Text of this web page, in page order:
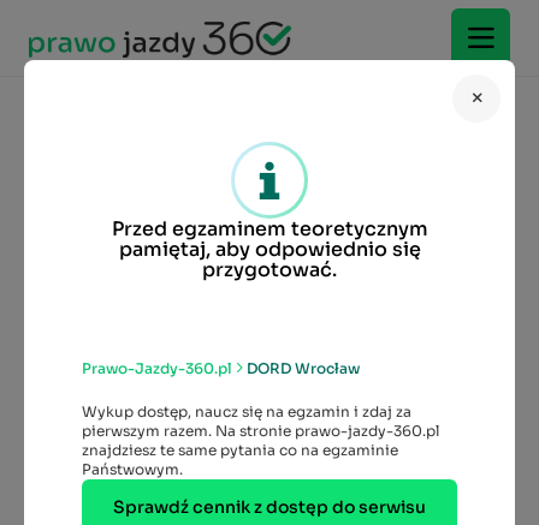
Dolnośląski Ośrodek Ruchu
Drogowego we Wrocławiu
Dodaj ocenę
4.6
Przed egzaminem teoretycznym
pamiętaj, aby odpowiednio się
przygotować.
Prawo-Jazdy-360.pl DORD Wrocław
Wykup dostęp, naucz się na egzamin i zdaj za
pierwszym razem. Na stronie prawo-jazdy-360.pl
znajdziesz te same pytania co na egzaminie
Państwowym.
Sprawdź cennik z dostęp do serwisu